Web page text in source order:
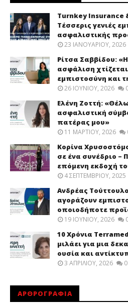
Turnkey Insurance
Τέσσερις γενιές
ασφαλιστικής
23 ΙΑΝΟΥΑΡΊΟΥ, 2026
Ρίτσα Σαββίδου:
ασφάλιση
εμπιστοσύνη και
26 ΙΟΥΝΊΟΥ, 2026
Ελένη Ζοττή:
ασφαλιστική
πατέρας μου»
11 ΜΑΡΤΊΟΥ, 2026
Κορίνα
σε ένα συνέδριο –
επόμενη εκδοχή
4 ΣΕΠΤΕΜΒΡΊΟΥ, 2025
Ανδρέας
αγοράζουν
οποιοδήποτε
19 ΙΟΥΝΊΟΥ, 2026
10 Χρόνια
μιλάει για μια
ουσία και
3 ΑΠΡΙΛΊΟΥ, 2026 0
ΑΡΘΡΟΓΡΑΦΙΑ